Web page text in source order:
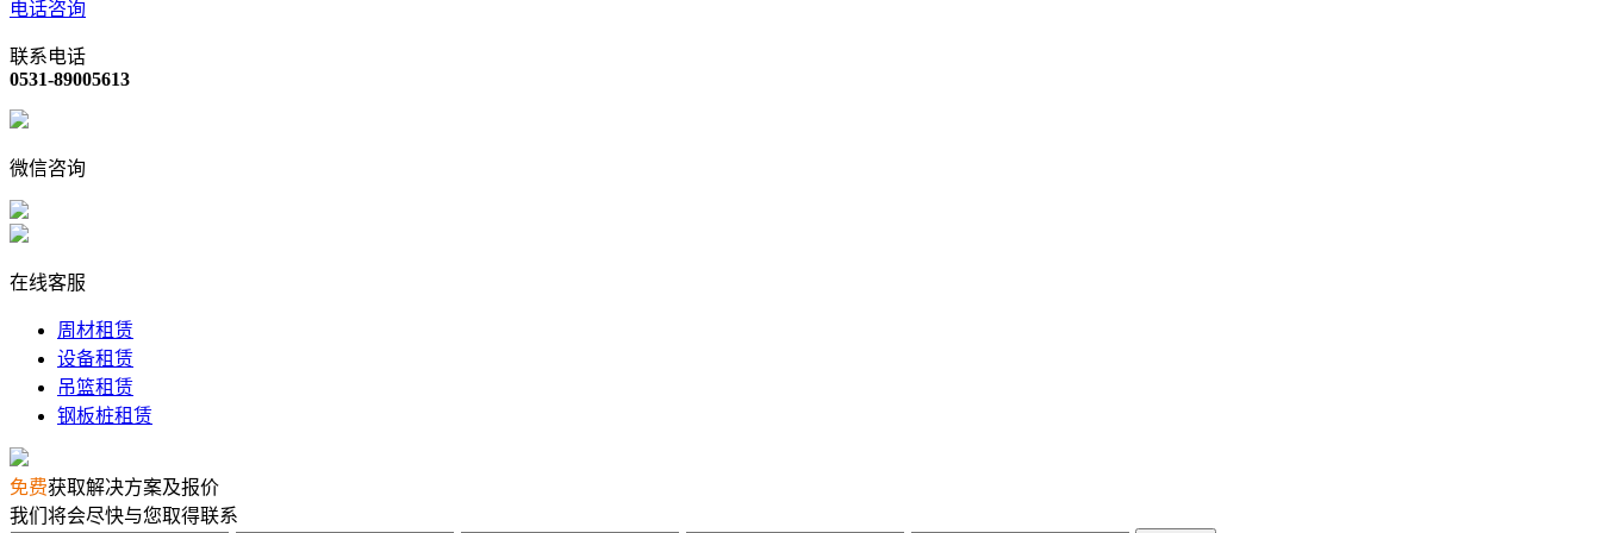
电话咨询
联系电话
0531-89005613
微信咨询
在线客服
周材租赁
设备租赁
吊篮租赁
钢板桩租赁
免费获取解决方案及报价
我们将会尽快与您取得联系